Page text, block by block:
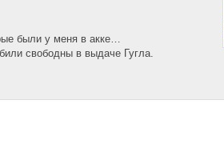
были у меня в акке…
свободны в выдаче Гугла.